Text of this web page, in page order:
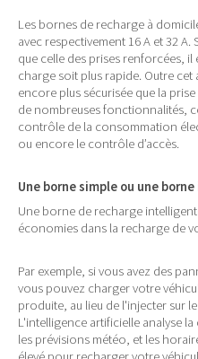
Les bornes de recharge à
avec respectivement 16 A et 32
que celle des prises renforcées,
charge soit plus rapide. Outre
encore plus sécurisée que la
de nombreuses fonctionnalités,
contrôle de la consommation
ou encore le contrôle d’accès.
Une borne simple ou une
Une borne de recharge
économies dans la recharge de
Par exemple, si vous avez des
vous pouvez charger votre
produite, au lieu de l'injecter sur
L'intelligence artificielle analyse
les prévisions météo, et les